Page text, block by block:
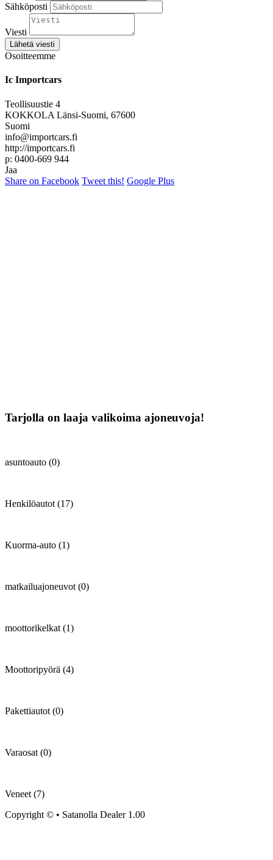
Sähköposti
Viesti
Lähetä viesti
Osoitteemme
Ic Importcars
Teollisuustie 4
KOKKOLA Länsi-Suomi, 67600
Suomi
info@importcars.fi
http://importcars.fi
p: 0400-669 944
Jaa
Share on Facebook Tweet this! Google Plus
Tarjolla on laaja valikoima ajoneuvoja!
asuntoauto (0)
Henkilöautot (17)
Kuorma-auto (1)
matkailuajoneuvot (0)
moottorikelkat (1)
Moottoripyörä (4)
Pakettiautot (0)
Varaosat (0)
Veneet (7)
Copyright © • Satanolla Dealer 1.00